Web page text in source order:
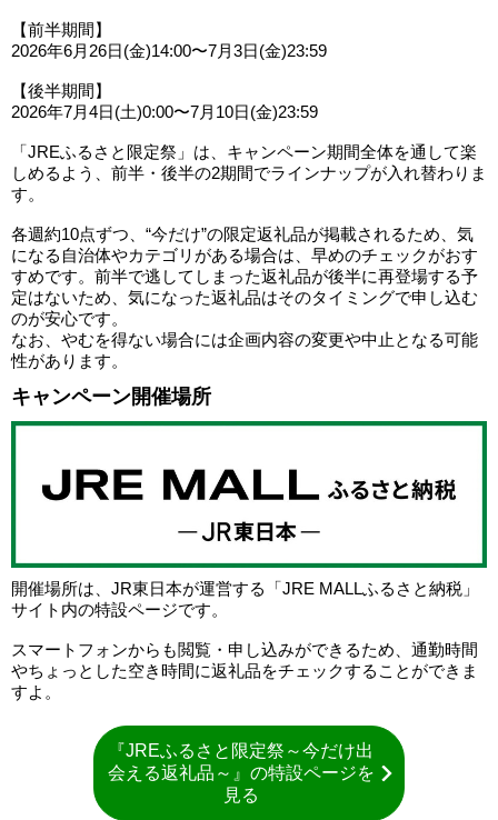
【前半期間】
2026年6月26日(金)14:00〜7月3日(金)23:59
【後半期間】
2026年7月4日(土)0:00〜7月10日(金)23:59
「JREふるさと限定祭」は、キャンペーン期間全体を通して楽
しめるよう、前半・後半の2期間でラインナップが入れ替わりま
す。
各週約10点ずつ、“今だけ”の限定返礼品が掲載されるため、気
になる自治体やカテゴリがある場合は、早めのチェックがおす
すめです。前半で逃してしまった返礼品が後半に再登場する予
定はないため、気になった返礼品はそのタイミングで申し込む
のが安心です。
なお、やむを得ない場合には企画内容の変更や中止となる可能
性があります。
キャンペーン開催場所
開催場所は、JR東日本が運営する「JRE MALLふるさと納税」
サイト内の特設ページです。
スマートフォンからも閲覧・申し込みができるため、通勤時間
やちょっとした空き時間に返礼品をチェックすることができま
すよ。
『JREふるさと限定祭～今だけ出
会える返礼品～』の特設ページを
見る